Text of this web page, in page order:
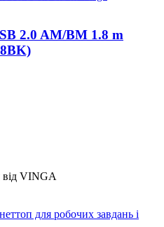
2.0 AM/BM 1.8 m
від VINGA